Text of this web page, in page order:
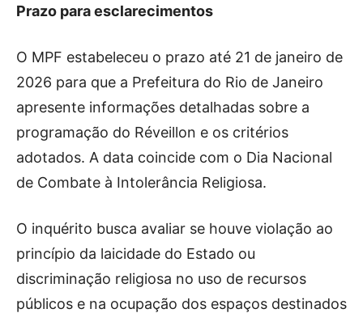
Prazo para esclarecimentos
O MPF estabeleceu o prazo até 21 de janeiro de
2026 para que a Prefeitura do Rio de Janeiro
apresente informações detalhadas sobre a
programação do Réveillon e os critérios
adotados. A data coincide com o Dia Nacional
de Combate à Intolerância Religiosa.
O inquérito busca avaliar se houve violação ao
princípio da laicidade do Estado ou
discriminação religiosa no uso de recursos
públicos e na ocupação dos espaços destinados